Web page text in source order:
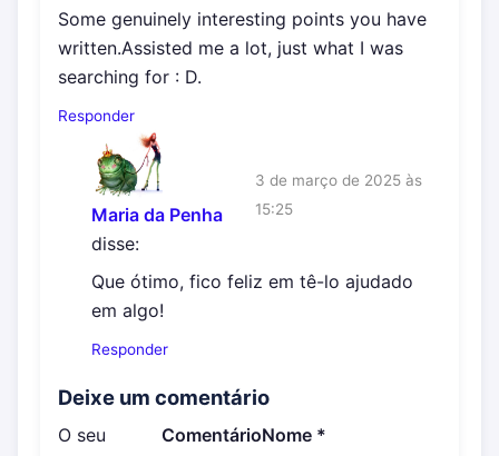
Some genuinely interesting points you have
written.Assisted me a lot, just what I was
searching for : D.
Responder
Maria da Penha
disse:
3 de março de 2025 às
15:25
Que ótimo, fico feliz em tê-lo ajudado
em algo!
Responder
Deixe um comentário
O seu
ComentárioNome *